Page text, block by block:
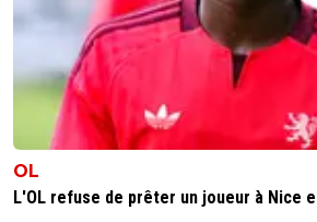
olivier-atton 31 mai 2026 à 22:45 +
Non, en France t'as des
se faisant éliminés en
0+ Répondre
OL
L'OL refuse de prêter un joueur à Nice